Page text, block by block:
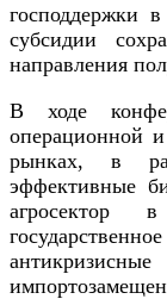
господдержки
субсидии
направления
В ходе
операционной
рынках, в
эффективные
агросектор в